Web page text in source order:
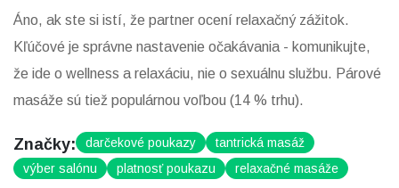
Áno, ak ste si istí, že partner ocení relaxačný zážitok.
Kľúčové je správne nastavenie očakávania - komunikujte,
že ide o wellness a relaxáciu, nie o sexuálnu službu. Párové
masáže sú tiež populárnou voľbou (14 % trhu).
Značky: darčekové poukazy
tantrická masáž
výber salónu
platnosť poukazu relaxačné masáže